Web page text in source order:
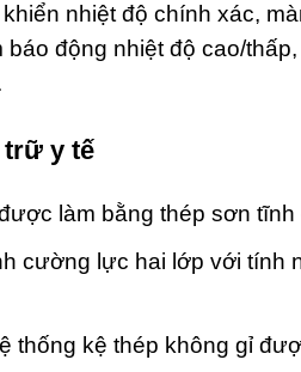
nhiệt độ chính xác,
báo động nhiệt độ cao/
y tế
làm bằng thép sơn
cường lực hai lớp với tính
thống kệ thép không gỉ